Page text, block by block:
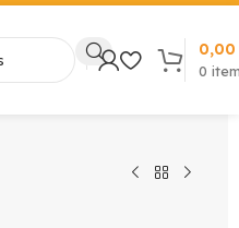
0
0,00